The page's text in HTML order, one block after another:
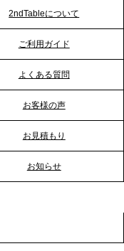
「恵方
内コミュニケ
2ndTableについて
ご利用ガイド
よくある質問
お客様の声
お見積もり
お知らせ